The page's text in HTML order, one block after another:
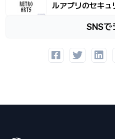
ルアプリのセキ
SNSで